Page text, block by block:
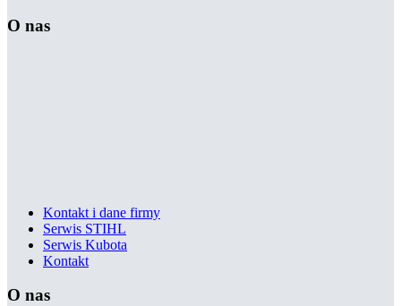
O nas
Kontakt i dane firmy
Serwis STIHL
Serwis Kubota
Kontakt
O nas